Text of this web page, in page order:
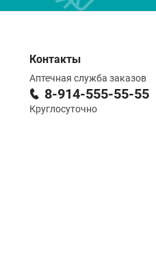
Контакты
Аптечная служба заказов
8-914-555-55-55
Круглосуточно